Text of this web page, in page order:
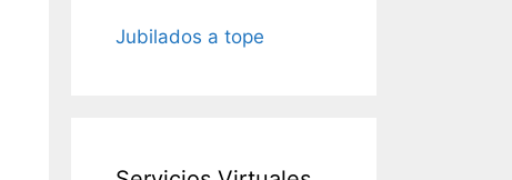
Jubilados a tope